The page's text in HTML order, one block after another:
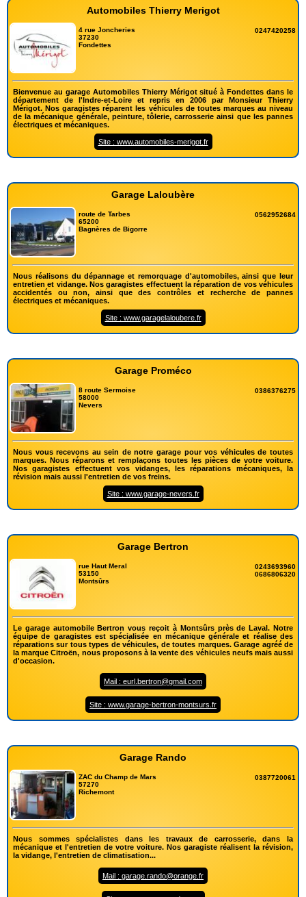
Automobiles Thierry Merigot
4 rue Joncheries
37230
Fondettes
0247420258
Bienvenue au garage Automobiles Thierry Mérigot situé à Fondettes dans le
département de l'Indre-et-Loire et repris en 2006 par Monsieur Thierry
Mérigot. Nos garagistes réparent les véhicules de toutes marques au niveau
de la mécanique générale, peinture, tôlerie, carrosserie ainsi que les pannes
électriques et mécaniques.
Site : www.automobiles-merigot.fr
Garage Laloubère
route de Tarbes
65200
Bagnères de Bigorre
0562952684
Nous réalisons du dépannage et remorquage d'automobiles, ainsi que leur
entretien et vidange. Nos garagistes effectuent la réparation de vos véhicules
accidentés ou non, ainsi que des contrôles et recherche de pannes
électriques et mécaniques.
Site : www.garagelaloubere.fr
Garage Proméco
8 route Sermoise
58000
Nevers
0386376275
Nous vous recevons au sein de notre garage pour vos véhicules de toutes
marques. Nous réparons et remplaçons toutes les pièces de votre voiture.
Nos garagistes effectuent vos vidanges, les réparations mécaniques, la
révision mais aussi l'entretien de vos freins.
Site : www.garage-nevers.fr
Garage Bertron
rue Haut Meral
53150
Montsûrs
0243693960
0686806320
Le garage automobile Bertron vous reçoit à Montsûrs près de Laval. Notre
équipe de garagistes est spécialisée en mécanique générale et réalise des
réparations sur tous types de véhicules, de toutes marques. Garage agréé de
la marque Citroën, nous proposons à la vente des véhicules neufs mais aussi
d'occasion.
Mail : eurl.bertron@gmail.com
Site : www.garage-bertron-montsurs.fr
Garage Rando
ZAC du Champ de Mars
57270
Richemont
0387720061
Nous sommes spécialistes dans les travaux de carrosserie, dans la
mécanique et l'entretien de votre voiture. Nos garagiste réalisent la révision,
la vidange, l'entretien de climatisation...
Mail : garage.rando@orange.fr